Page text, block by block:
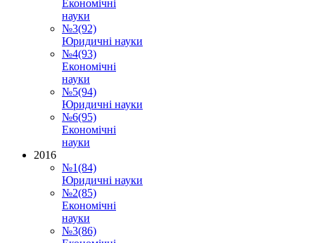
Економічні
науки
№3(92)
Юридичні науки
№4(93)
Економічні
науки
№5(94)
Юридичні науки
№6(95)
Економічні
науки
2016
№1(84)
Юридичні науки
№2(85)
Економічні
науки
№3(86)